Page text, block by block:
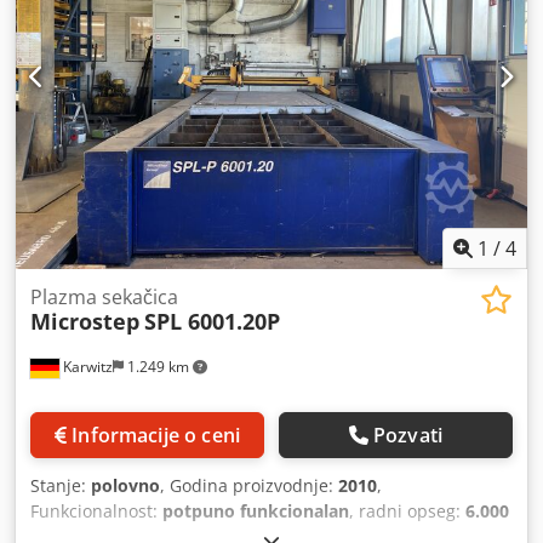
1 /4
Karwitz 1.249 km
Plazma sekačica
MicrostepSPL 6001.20P
Informacije o ceni Pozvati
Stanje: polovno, Godina proizvodnje: 2010,
Funkcionalnost: potpuno funkcionalan, radni opseg: 6.000
50 mm